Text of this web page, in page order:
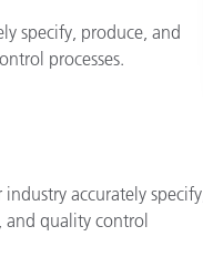
Carta
specify, produce, and
processes.
accurately specify,
and quality control